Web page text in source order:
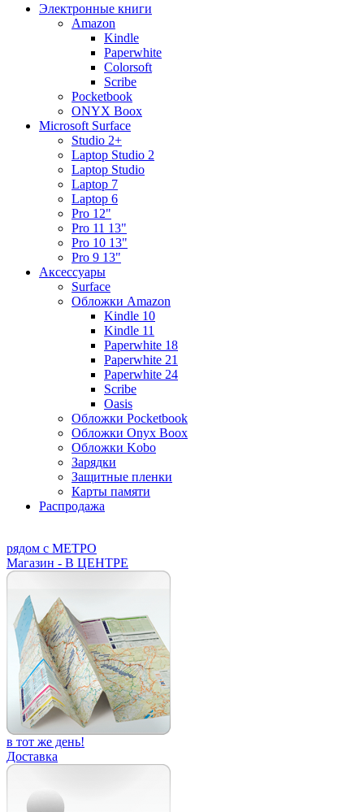
Электронные книги
Amazon
Kindle
Paperwhite
Colorsoft
Scribe
Pocketbook
ONYX Boox
Microsoft Surface
Studio 2+
Laptop Studio 2
Laptop Studio
Laptop 7
Laptop 6
Pro 12"
Pro 11 13"
Pro 10 13"
Pro 9 13"
Аксессуары
Surface
Обложки Amazon
Kindle 10
Kindle 11
Paperwhite 18
Paperwhite 21
Paperwhite 24
Scribe
Oasis
Обложки Pocketbook
Обложки Onyx Boox
Обложки Kobo
Зарядки
Защитные пленки
Карты памяти
Распродажа
рядом с МЕТРО
Магазин - В ЦЕНТРЕ
в тот же день!
Доставка